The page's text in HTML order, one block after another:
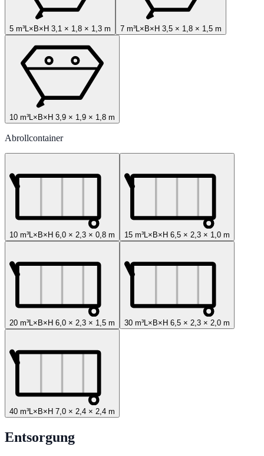
5 m³L×B×H 3,1 × 1,8 × 1,3 m 7 m³L×B×H 3,5 × 1,8 × 1,5 m
10 m³L×B×H 3,9 × 1,9 × 1,8 m
Abrollcontainer
10 m³L×B×H 6,0 × 2,3 × 0,8 m 15 m³L×B×H 6,5 × 2,3 × 1,0 m
20 m³L×B×H 6,0 × 2,3 × 1,5 m 30 m³L×B×H 6,5 × 2,3 × 2,0 m
40 m³L×B×H 7,0 × 2,4 × 2,4 m
Entsorgung